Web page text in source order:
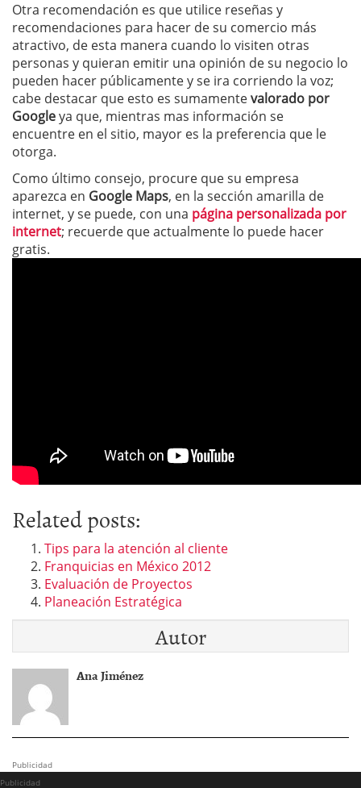
Otra recomendación es que utilice reseñas y
recomendaciones para hacer de su comercio más
atractivo, de esta manera cuando lo visiten otras
personas y quieran emitir una opinión de su negocio lo
pueden hacer públicamente y se ira corriendo la voz;
cabe destacar que esto es sumamentevalorado por
Googleya que, mientras mas información se
encuentre en el sitio, mayor es la preferencia que le
otorga.
Como último consejo, procure que su empresa
aparezca en Google Maps, en la sección amarilla de
internet, y se puede, con una página personalizada por
internet; recuerde que actualmente lo puede hacer
gratis.
Related posts:
Tips para la atención al cliente
Franquicias en México 2012
Evaluación de Proyectos
Planeación Estratégica
Autor
Ana Jiménez
Publicidad
Publicidad